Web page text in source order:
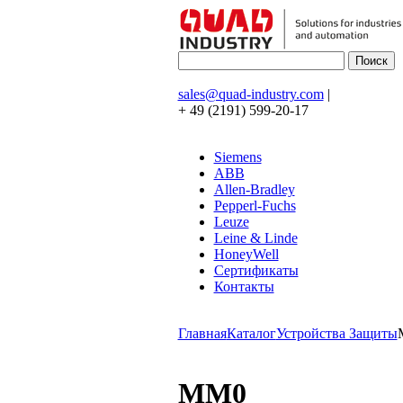
sales@quad-industry.com|
+ 49 (2191) 599-20-17
Siemens
ABB
Allen-Bradley
Pepperl-Fuchs
Leuze
Leine & Linde
HoneyWell
Сертификаты
Контакты
ГлавнаяКаталогУстройства Защиты
MM0